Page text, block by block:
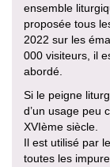
ensemble
proposée tous
2022 sur les
000 visiteurs, il
abordé.
Si le peigne
d’un usage peu
XVIème siècle.
Il est utilisé par
toutes les